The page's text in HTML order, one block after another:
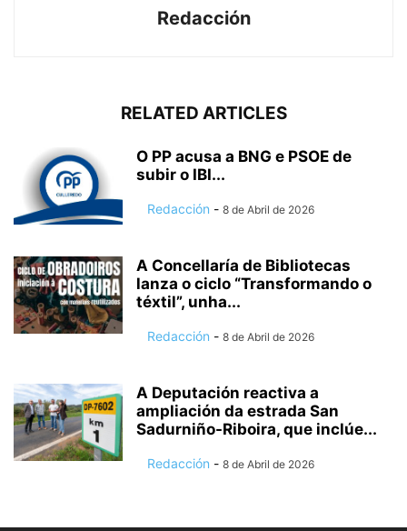
Redacción
RELATED ARTICLES
O PP acusa a BNG e PSOE de
subir o IBI...
Redacción - 8 de Abril de 2026
A Concellaría de Bibliotecas
lanza o ciclo “Transformando o
téxtil”, unha...
Redacción - 8 de Abril de 2026
A Deputación reactiva a
ampliación da estrada San
Sadurniño-Riboira, que inclúe...
Redacción - 8 de Abril de 2026